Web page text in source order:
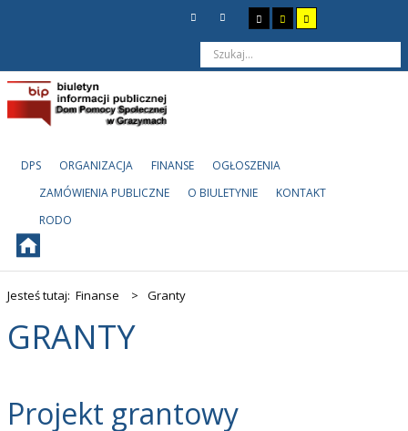
DPS ORGANIZACJA FINANSE
OGŁOSZENIA
ZAMÓWIENIA PUBLICZNE
O BIULETYNIE
KONTAKT
RODO
Jesteś tutaj: Finanse > Granty
GRANTY
Projekt grantowy